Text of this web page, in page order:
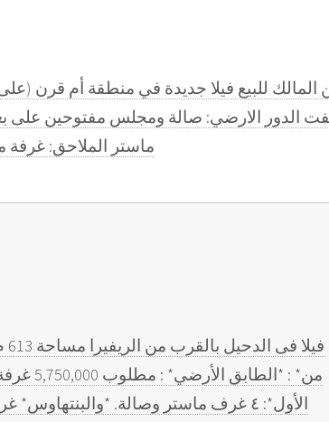
ماستر الملاحق: غرفة مطبخ غرفة
من* :
الأول*: ٤ غرف ماستر وصالة. *والبنتهاوس* غرفتين نوم ماستر ومطبخ تحضيرى. *الملحق الخارجي* مطبخ. وغرفة واستور